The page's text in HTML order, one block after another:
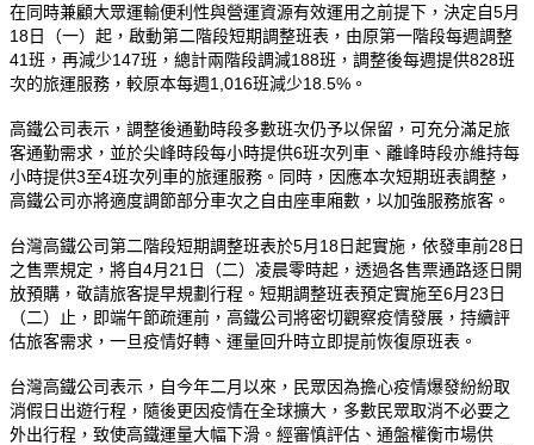
在同時兼顧大眾運輸便利性與營運資源有效運用之前提下，決定自5月
18日（一）起，啟動第二階段短期調整班表，由原第一階段每週調整
41班，再減少147班，總計兩階段調減188班，調整後每週提供828班
次的旅運服務，較原本每週1,016班減少18.5%。
高鐵公司表示，調整後通勤時段多數班次仍予以保留，可充分滿足旅
客通勤需求，並於尖峰時段每小時提供6班次列車、離峰時段亦維持每
小時提供3至4班次列車的旅運服務。同時，因應本次短期班表調整，
高鐵公司亦將適度調節部分車次之自由座車廂數，以加強服務旅客。
台灣高鐵公司第二階段短期調整班表於5月18日起實施，依發車前28日
之售票規定，將自4月21日（二）凌晨零時起，透過各售票通路逐日開
放預購，敬請旅客提早規劃行程。短期調整班表預定實施至6月23日
（二）止，即端午節疏運前，高鐵公司將密切觀察疫情發展，持續評
估旅客需求，一旦疫情好轉、運量回升時立即提前恢復原班表。
台灣高鐵公司表示，自今年二月以來，民眾因為擔心疫情爆發紛紛取
消假日出遊行程，隨後更因疫情在全球擴大，多數民眾取消不必要之
外出行程，致使高鐵運量大幅下滑。經審慎評估、通盤權衡市場供